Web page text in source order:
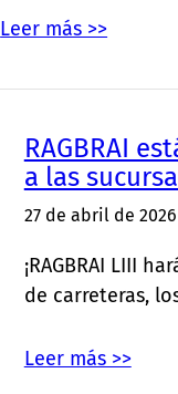
Leer más >>
RAGBRAI
a las
27 de abril de 2026
¡RAGBRAI LIII
de carreteras,
Leer más >>